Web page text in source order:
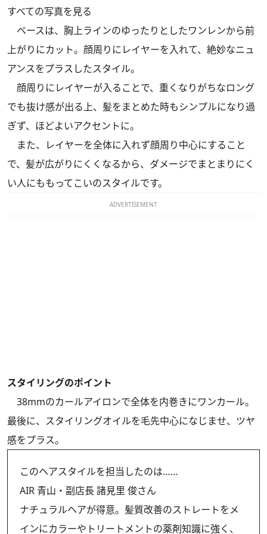
すべての写真を見る
ベースは、胸上ラインのゆったりとしたワンレンから前
上がりにカット。顔周りにレイヤーを入れて、絶妙なニュ
アンスをプラスしたスタイル。
顔周りにレイヤーが入ることで、重くなりがちなロング
でも抜け感が出る上、髪をまとめた時もシンプルになり過
ぎず、ほどよいアクセントに。
また、レイヤーを全体に入れず顔周り中心にすること
で、髪が広がりにくくなるから、ダメージでまとまりにく
い人にももってこいのスタイルです。
ADVERTISEMENT
スタイリングのポイント
38mmのカールアイロンで全体を内巻きにワンカール。
最後に、スタイリングオイルを毛先中心になじませ、ツヤ
感をプラス。
このヘアスタイルを担当したのは……
AIR 青山・副店長 諸見里 俊さん
ナチュラルヘアが得意。髪質改善のストレートをメ
インにカラーやトリートメントの薬剤知識に強く、